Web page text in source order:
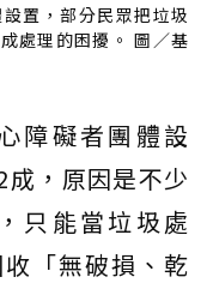
置，部分民眾把垃圾
處理的困擾。 圖／基
障礙者團體設
，原因是不少
只能當垃圾處
「無破損、乾